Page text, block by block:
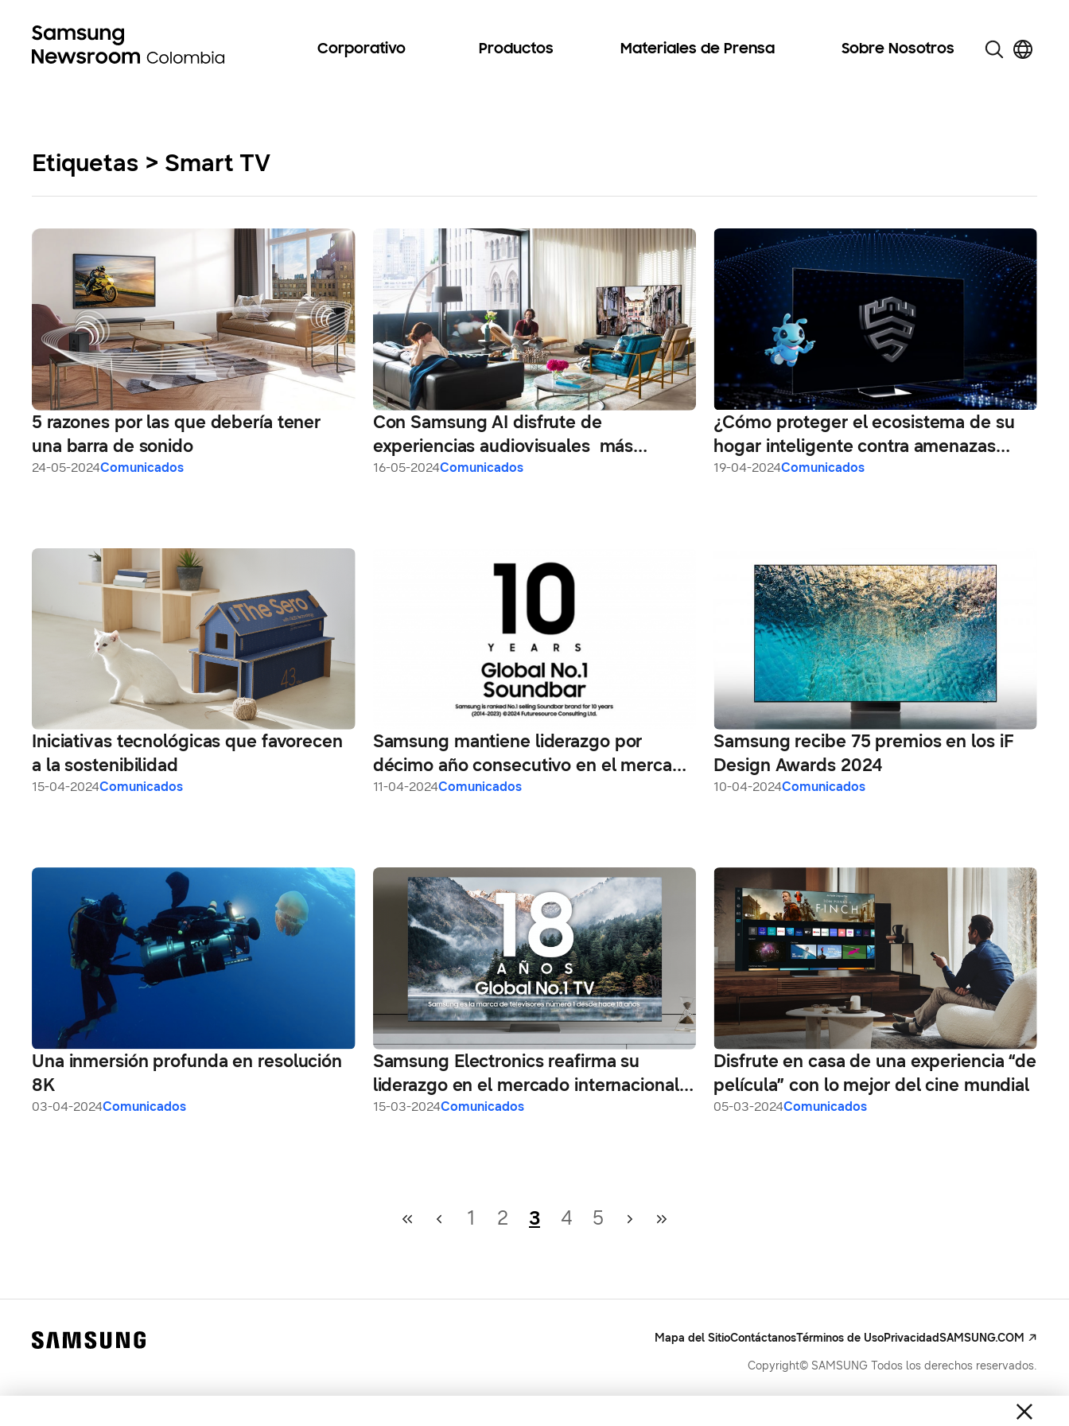
Corporativo Productos Materiales de Prensa Sobre Nosotros
Etiquetas > Smart TV
5 razones por las que debería tener
una barra de sonido
24-05-2024Comunicados
Con Samsung AI disfrute de
experiencias audiovisuales más
realistas e inmersivas
16-05-2024Comunicados
¿Cómo proteger el ecosistema de su
hogar inteligente contra amenazas
digitales?
19-04-2024Comunicados
Iniciativas tecnológicas que favorecen
a la sostenibilidad
15-04-2024Comunicados
Samsung mantiene liderazgo por
décimo año consecutivo en el mercado
global de barras de sonido
11-04-2024Comunicados
Samsung recibe 75 premios en los iF
Design Awards 2024
10-04-2024Comunicados
Una inmersión profunda en resolución
8K
03-04-2024Comunicados
Samsung Electronics reafirma su
liderazgo en el mercado internacional
de televisores
15-03-2024Comunicados
Disfrute en casa de una experiencia “de
película” con lo mejor del cine mundial
05-03-2024Comunicados
1 2 3 4 5
Mapa del SitioContáctanosTérminos de UsoPrivacidadSAMSUNG.COM
Copyright© SAMSUNG Todos los derechos reservados.